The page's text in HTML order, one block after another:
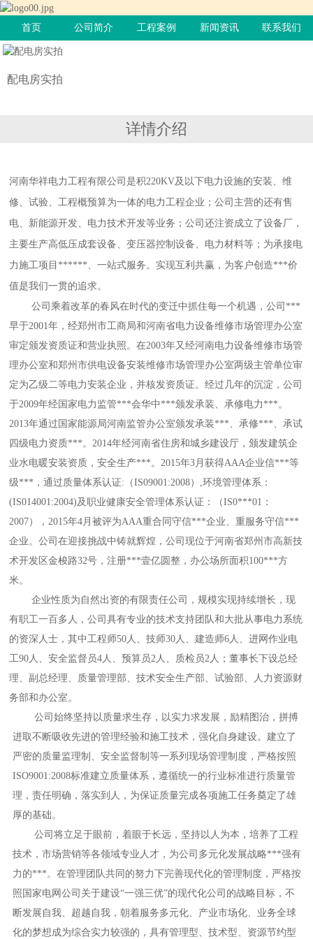
首页 公司简介 工程案例 新闻资讯 联系我们
配电房实拍
详情介绍
河南华祥电力工程有限公司是积220KV及以下电力设施的安装、维
修、试验、工程概预算为一体的电力工程企业；公司主营的还有售
电、新能源开发、电力技术开发等业务；公司还注资成立了设备厂，
主要生产高低压成套设备、变压器控制设备、电力材料等；为承接电
力施工项目******、一站式服务。实现互利共赢，为客户创造***价
值是我们一贯的追求。
公司乘着改革的春风在时代的变迁中抓住每一个机遇，公司***
早于2001年 ，经郑州市工商局和河南省电力设备维修市场管理办公室
审定颁发资质证和营业执照。在2003年又经河南电力设备维修市场管
理办公室和郑州市供电设备安装维修市场管理办公室两级主管单位审
定为乙级二等电力安装企业，并核发资质证。经过几年的沉淀，公司
于2009年经国家电力监管***会华中***颁发承装、承修电力***。
2013年通过国家能源局河南监管办公室颁发承装***、承修***、承试
四级电力资质***。2014年经河南省住房和城乡建设厅，颁发建筑企
业水电暖安装资质，安全生产***。2015年3月获得AAA企业信***等
级***，通过质量体系认证:（IS09001:2008）,环境管理体系：
(IS014001:2004)及职业健康安全管理体系认证：（IS0***01：
2007），2015年4月被评为AAA重合同守信***企业、重服务守信***
企业。公司在迎接挑战中铸就辉煌，公司现位于河南省郑州市高新技
术开发区金梭路32号 ，注册***壹亿圆整 ，办公场所面积100***方
米。
企业性质为自然出资的有限责任公司，规模实现持续增长，现
有职工一百多 人，公司具有专业的技术支持团队和大批从事电力系统
的资深人士，其中工程师50人、技师30人、建造师6人、进网作业电
工90人、安全监督员4人、预算员2人、质检员2人 ；董事长下设总经
理、副总经理、质量管理部、技术安全生产部、试验部、人力资源财
务部和 办公室。
公司始终坚持以质量求生存，以实力求发展， 励精图治，拼搏
进取不断吸收先进的管理经验和施工技术，强化自身建设。建立了
严密的质量监理制、安全监督制等一系列现场管理制度，严格按照
ISO9001:2008标准建立质量体系，遵循统一的行业标准进行质量管
理，责任明确，落实到人，为保证质量完成各项施工任务奠定了雄
厚的基础。
公司将立足于眼前，着眼于长远， 坚持以人为本，培养了工程
技术，市场营销等各领域专业人才，为公司多元化发展战略***强有
力的***。在管理团队共同的努力下完善现代化的管理制度，严格按
照国家电网公司关于建设“一强三优”的现代化公司的战略目标，不
断发展自我、超越自我，朝着服务多元化、产业市场化、业务全球
化的梦想成为综合实力较强的，具有管理型、技术型、资源节约型